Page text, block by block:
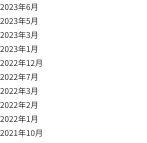
2023年6月
2023年5月
2023年3月
2023年1月
2022年12月
2022年7月
2022年3月
2022年2月
2022年1月
2021年10月